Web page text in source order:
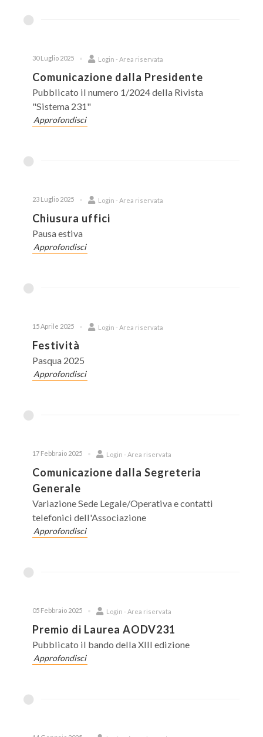
30 Luglio 2025 Login - Area riservata
Comunicazione dalla Presidente
Pubblicato il numero 1/2024 della Rivista
"Sistema 231"
Approfondisci
23 Luglio 2025 Login - Area riservata
Chiusura uffici
Pausa estiva
Approfondisci
15 Aprile 2025 Login - Area riservata
Festività
Pasqua 2025
Approfondisci
17 Febbraio 2025 Login - Area riservata
Comunicazione dalla Segreteria
Generale
Variazione Sede Legale/Operativa e contatti
telefonici dell'Associazione
Approfondisci
05 Febbraio 2025 Login - Area riservata
Premio di Laurea AODV231
Pubblicato il bando della XIII edizione
Approfondisci